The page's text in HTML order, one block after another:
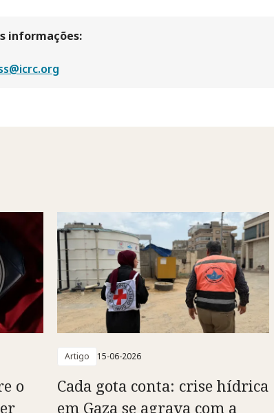
informações:
o
Artigo 15-06-2026
Cada gota conta: crise hídrica
em Gaza se agrava com a